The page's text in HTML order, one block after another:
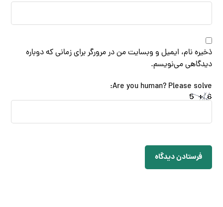
ذخیره نام، ایمیل و وبسایت من در مرورگر برای زمانی که دوباره
دیدگاهی می‌نویسم.
Are you human? Please solve:
فرستادن دیدگاه